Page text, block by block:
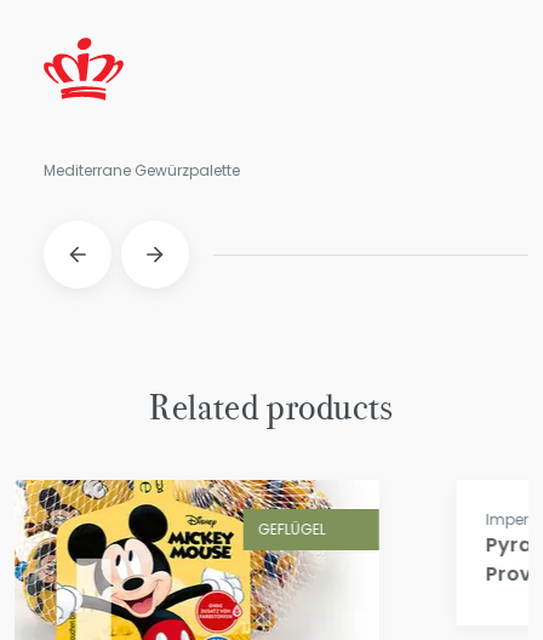
Mediterrane Gewürzpalette
Related products